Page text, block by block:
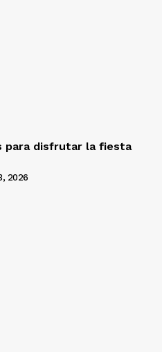
para disfrutar la fiesta
2026